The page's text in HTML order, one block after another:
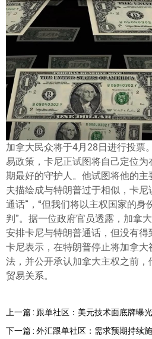
加拿大民众将于4月28日进行投票
易政策，卡尼正试图将自己定位
期最好的守护人。他试图将他的主
夫描绘成与特朗普过于相似，卡
通话”，“但我们将以主权国家的
判”。据一位政府官员透露，加拿
安排卡尼与特朗普通话，但没有得
卡尼表示，在特朗普停止将加拿
法，并公开承认加拿大主权之前
贸易关系。
上一篇 : 跟单社区：美元技术面底牌曝
下一篇 : 外汇跟单社区：需求预期持续